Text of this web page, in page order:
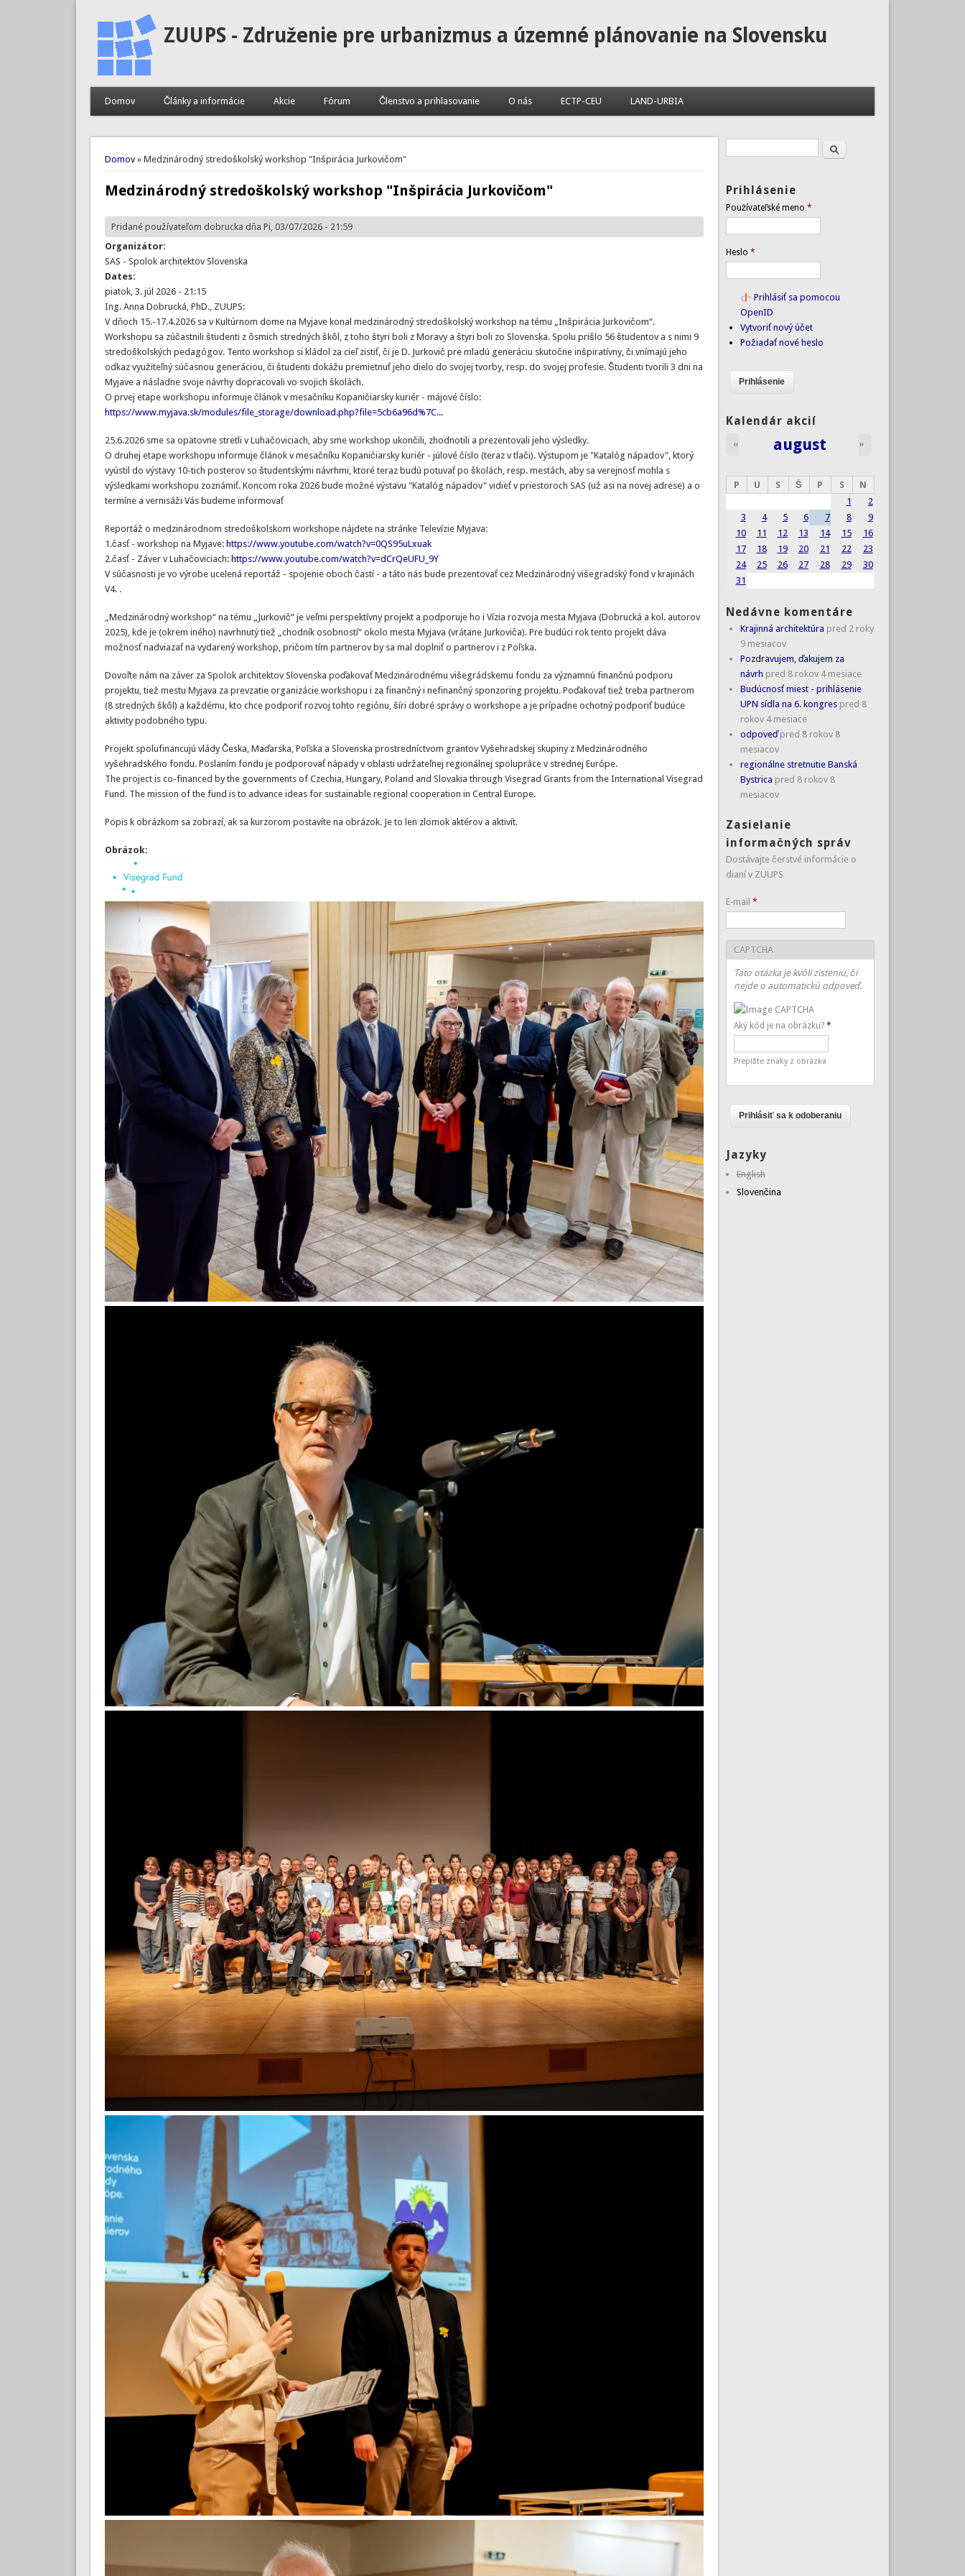
ZUUPS - Združenie pre urbanizmus a územné plánovanie na Slovensku
Domov Články a informácie Akcie Fórum Členstvo a prihlasovanie O nás ECTP-CEU LAND-URBIA
Nachádzate sa tu
Domov» Medzinárodný stredoškolský workshop "Inšpirácia Jurkovičom"
Medzinárodný stredoškolský workshop "Inšpirácia Jurkovičom"
Pridané používateľom dobruckadňa Pi, 03/07/2026 - 21:59
Organizátor:
SAS - Spolok architektov Slovenska
Dates:
piatok, 3. júl 2026 - 21:15
Ing. Anna Dobrucká, PhD., ZUUPS:
V dňoch 15.-17.4.2026 sa v Kultúrnom dome na Myjave konal medzinárodný stredoškolský workshop na tému „Inšpirácia Jurkovičom“.
Workshopu sa zúčastnili študenti z ôsmich stredných škôl, z toho štyri boli z Moravy a štyri boli zo Slovenska. Spolu prišlo 56 študentov a s nimi 9
stredoškolských pedagógov. Tento workshop si kládol za cieľ zistiť, či je D. Jurkovič pre mladú generáciu skutočne inšpiratívny, či vnímajú jeho
odkaz využiteľný súčasnou generáciou, či študenti dokážu premietnuť jeho dielo do svojej tvorby, resp. do svojej profesie. Študenti tvorili 3 dni na
Myjave a násladne svoje návrhy dopracovali vo svojich školách.
O prvej etape workshopu informuje článok v mesačníku Kopaničiarsky kuriér - májové číslo:
https://www.myjava.sk/modules/file_storage/download.php?file=5cb6a96d%7C...
25.6.2026 sme sa opätovne stretli v Luhačoviciach, aby sme workshop ukončili, zhodnotili a prezentovali jeho výsledky.
O druhej etape workshopu informuje článok v mesačníku Kopaničiarsky kuriér - júlové číslo (teraz v tlači). Výstupom je "Katalóg nápadov", ktorý
vyústil do výstavy 10-tich posterov so študentskými návrhmi, ktoré teraz budú potuvať po školách, resp. mestách, aby sa verejnosť mohla s
výsledkami workshopu zoznámiť. Koncom roka 2026 bude možné výstavu "Katalóg nápadov" vidieť v priestoroch SAS (už asi na novej adrese) a o
termíne a vernisáži Vás budeme informovať
Reportáž o medzinárodnom stredoškolskom workshope nájdete na stránke Televízie Myjava:
1.časť - workshop na Myjave: https://www.youtube.com/watch?v=0QS95uLxuak
2.časť - Záver v Luhačoviciach: https://www.youtube.com/watch?v=dCrQeUFU_9Y
V súčasnosti je vo výrobe ucelená reportáž - spojenie oboch častí - a táto nás bude prezentovať cez Medzinárodný višegradský fond v krajinách
V4. .
„Medzinárodný workshop“ na tému „Jurkovič“ je veľmi perspektívny projekt a podporuje ho i Vízia rozvoja mesta Myjava (Dobrucká a kol. autorov
2025), kde je (okrem iného) navrhnutý tiež „chodník osobností“ okolo mesta Myjava (vrátane Jurkoviča). Pre budúci rok tento projekt dáva
možnosť nadviazať na vydarený workshop, pričom tím partnerov by sa mal doplniť o partnerov i z Poľska.
Dovoľte nám na záver za Spolok architektov Slovenska poďakovať Medzinárodnému višegrádskemu fondu za významnú finančnú podporu
projektu, tiež mestu Myjava za prevzatie organizácie workshopu i za finančný i nefinančný sponzoring projektu. Poďakovať tiež treba partnerom
(8 stredných škôl) a každému, kto chce podporiť rozvoj tohto regiónu, šíri dobré správy o workshope a je prípadne ochotný podporiť budúce
aktivity podobného typu.
Projekt spolufinancujú vlády Česka, Maďarska, Poľska a Slovenska prostredníctvom grantov Vyšehradskej skupiny z Medzinárodného
vyšehradského fondu. Poslaním fondu je podporovať nápady v oblasti udržateľnej regionálnej spolupráce v strednej Európe.
The project is co-financed by the governments of Czechia, Hungary, Poland and Slovakia through Visegrad Grants from the International Visegrad
Fund. The mission of the fund is to advance ideas for sustainable regional cooperation in Central Europe.
Popis k obrázkom sa zobrazí, ak sa kurzorom postavíte na obrázok. Je to len zlomok aktérov a aktivít.
Obrázok:
Vyhľadávanie
Hľadať
Prihlásenie
Používateľské meno *
Heslo *
Prihlásiť sa pomocou
OpenID
Vytvoriť nový účet
Požiadať nové heslo
Kalendár akcií
august
« »
P U S Š P S
N
1
2
3
4 5 6 7 8
9
10
11 12 13 14 15
16
17
18 19 20 21 22
23
24
25 26 27 28 29
30
31
Nedávne komentáre
Krajinná architektúra pred 2 roky
9 mesiacov
Pozdravujem, ďakujem za
návrh pred 8 rokov 4 mesiace
Budúcnosť miest - prihlásenie
UPN sídla na 6. kongres pred 8
rokov 4 mesiace
odpoveď pred 8 rokov 8
mesiacov
regionálne stretnutie Banská
Bystrica pred 8 rokov 8
mesiacov
Zasielanie
informačných správ
Dostávajte čerstvé informácie o
dianí v ZUUPS
E-mail *
CAPTCHA
Táto otázka je kvôli zisteniu, či
nejde o automatickú odpoveď.
Aký kód je na obrázku? *
Prepíšte znaky z obrázka
Jazyky
English
Slovenčina